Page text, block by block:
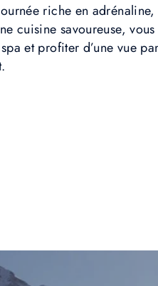
riche en
cuisine savoureuse,
et profiter d’une vue